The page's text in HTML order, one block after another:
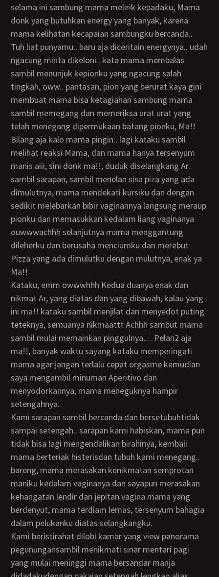
selama ini sambung mama melirik kepadaku, Mama
donk yang butuhkan energy yang banyak, karena
mama kelihatan kecapaian sambungku bercanda..
tuh liat punyamu.. baru aja diceritain energynya.. udah
ngacung minta dikeloni.. kata mama membalas
sambil menunjuk kepionku yang ngacung salah
tingkah, oww.. pantasan, pion yang berurat kaya gini
membuat mama bisa ketagiahan sambung mama
sambil memegang dan memeriksa urat urat yang
telah menegang dipermukaan batang pionku, Ma!!
bilang aja kalo mama pingin.. lagi kataku sambil
melihat reaksi Mama, dan mama hanya tersenyum
manis aiii, sini donk ma!!, duduk diselangkang Ar..
sambil sarapan, sambil menelan sisa piza yang ada
dimulutnya, mama mendekati kursiku dan dengan
sedikit melebarkan bibir vaginannya langsung meraup
pionku dan memasukkan kedalam liang vaginanya
ouwwwachhh selanjutnya mama menggantung
dileherku dan berusaha menciumku dan merebut
Pizza yang ada dimulutku dengan mulutnya, enak ya
Ma!!
kataku, emm owwwhhh Kedua duanya enak dan
nikmat Ar, yang diatas dan yang dibawah, kalau yang
ini ma!! kataku sambil menjilat dan menyedot puting
teteknya, semuanya nikmaattt Achhh sambut mama
sambil mulai memainkan pinggulnya… Pelan2 aja
ma!!, banyak waktu sayang kataku memperingati
mama agar jangan terlalu cepat orgasme kemudian
saya mengambil minuman Aperitivo dan
menyodorkannya, mama meneguknya hampir
setengahnya.
Kami sarapan sambil bercanda dan bersetubuhtidak
sampai setengah.. sarapan kami habiskan, mama pun
tidak bisa lagi mengendalikan birahinya, kembali
mama berteriak histerisdan tubuh kami menegang..
bareng, mama merasakan kenikmatan semprotan
maniku kedalam vaginanya dan sayapun merasakan
kehangatan lendir dan jepitan vagina mama yang
berdenyut, mama terdiam lemas, tersenyum bahagia
dalam pelukanku diatas selangkangku.
Kami beristirahat dilobi kamar yang view panorama
pegunungansambil menikmati sinar mentari pagi
yang mulai meninggi mama bersandar manja